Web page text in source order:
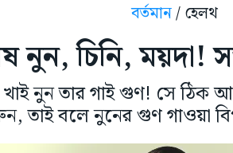
বর্তমান/ হেলথ
নুন, চিনি, ময়দা!
নুন তার গাই গুণ! সে ঠিক
তাই বলে নুনের গুণ গাওয়া